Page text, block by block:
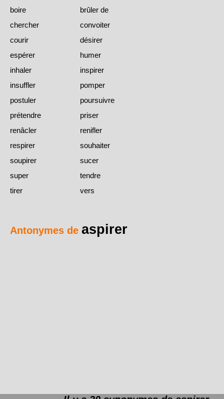
boire
brûler de
chercher
convoiter
courir
désirer
espérer
humer
inhaler
inspirer
insuffler
pomper
postuler
poursuivre
prétendre
priser
renâcler
renifler
respirer
souhaiter
soupirer
sucer
super
tendre
tirer
vers
Antonymes de aspirer